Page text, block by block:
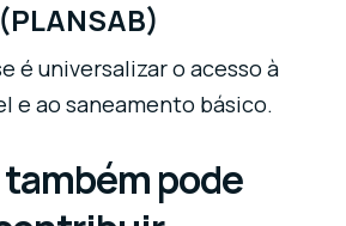
(PLANSAB)
é universalizar o acesso à
e ao saneamento básico.
pode